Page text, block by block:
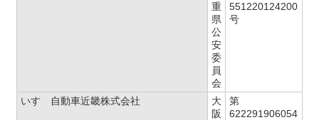
重
県
公
安
委
員
会
551220124200
号
いすゞ自動車近畿株式会社
大
阪
第
622291906054